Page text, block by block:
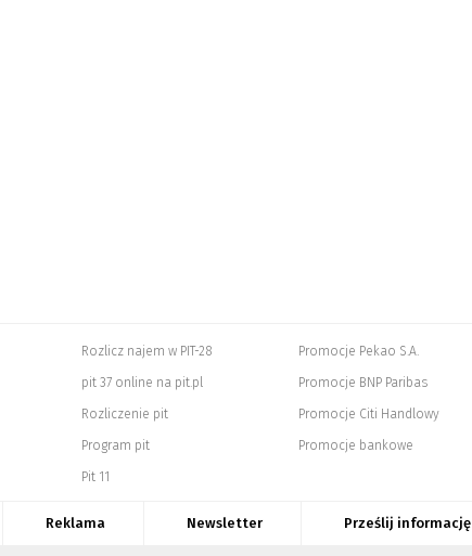
Rozlicz najem w PIT-28
pit 37 online na pit.pl
Rozliczenie pit
Program pit
Pit 11
Promocje Pekao S.A.
Promocje BNP Paribas
Promocje Citi Handlowy
Promocje bankowe
Reklama Newsletter Prześlij informację